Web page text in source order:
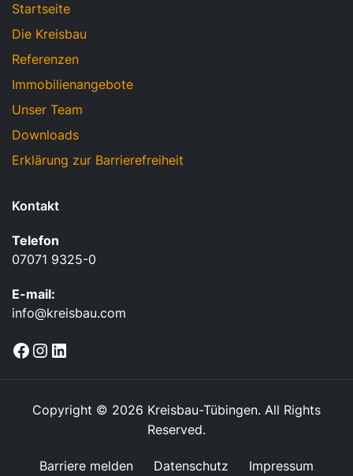
Startseite
Die Kreisbau
Referenzen
Immobilienangebote
Unser Team
Downloads
Erklärung zur Barrierefreiheit
Kontakt
Telefon
07071 9325-0
E-mail:
info@kreisbau.com
Facebook
Instagram
Copyright © 2026 Kreisbau-Tübingen. All Rights
Reserved.
Barriere melden Datenschutz Impressum